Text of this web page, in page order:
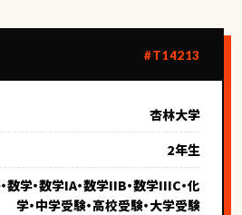
#T14213
杏林大学
2年生
数学・数学IA・数学IIB・数学IIIC・化
学・中学受験・高校受験・大学受験